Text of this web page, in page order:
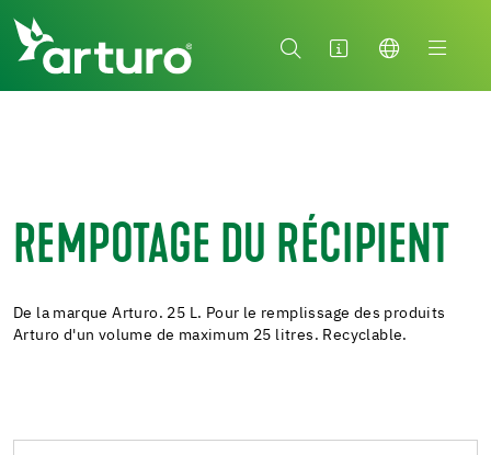
REMPOTAGE DU RÉCIPIENT
De la marque Arturo. 25 L. Pour le remplissage des produits
Arturo d'un volume de maximum 25 litres. Recyclable.